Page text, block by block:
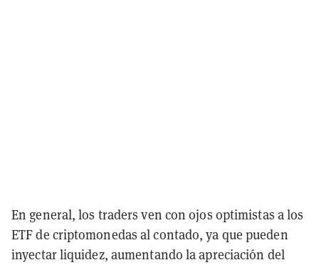
En general, los traders ven con ojos optimistas a los
ETF de criptomonedas al contado, ya que pueden
inyectar liquidez, aumentando la apreciación del